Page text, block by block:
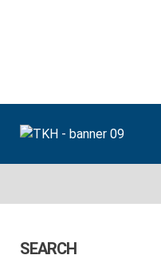
SEARCH